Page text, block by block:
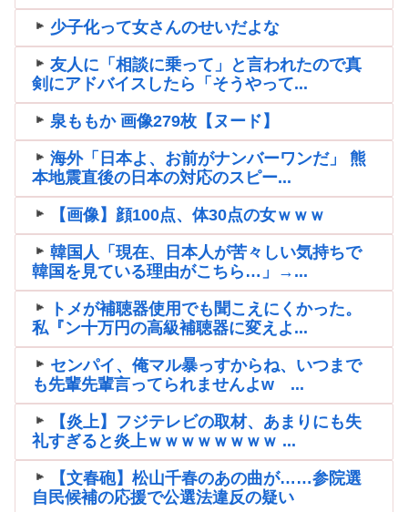
少子化って女さんのせいだよな
友人に「相談に乗って」と言われたので真
剣にアドバイスしたら「そうやって...
泉ももか 画像279枚【ヌード】
海外「日本よ、お前がナンバーワンだ」 熊
本地震直後の日本の対応のスピー...
【画像】顔100点、体30点の女ｗｗｗ
韓国人「現在、日本人が苦々しい気持ちで
韓国を見ている理由がこちら…」→...
トメが補聴器使用でも聞こえにくかった。
私『ン十万円の高級補聴器に変えよ...
センパイ、俺マル暴っすからね、いつまで
も先輩先輩言ってられませんよw ...
【炎上】フジテレビの取材、あまりにも失
礼すぎると炎上ｗｗｗｗｗｗｗｗ ...
【文春砲】松山千春のあの曲が……参院選
自民候補の応援で公選法違反の疑い